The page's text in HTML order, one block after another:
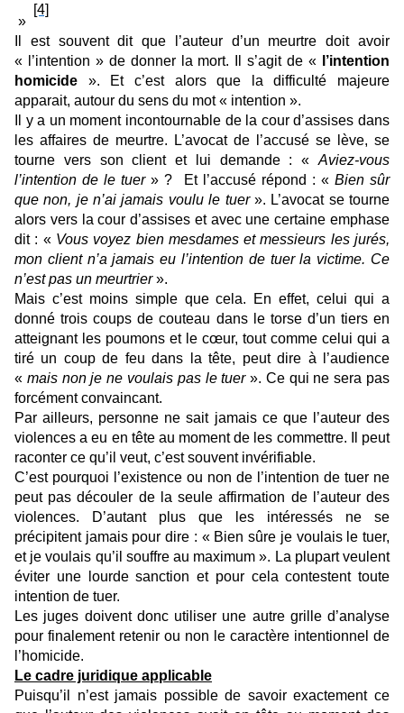
»
[4]
Il est souvent dit que l’auteur d’un meurtre doit avoir
« l’intention » de donner la mort. Il s’agit de «
l’intention
homicide ». Et c’est alors que la difficulté majeure
apparait, autour du sens du mot « intention ».
Il y a un moment incontournable de la cour d’assises dans
les affaires de meurtre. L’avocat de l’accusé se lève, se
tourne vers son client et lui demande : « Aviez-vous
l’intention de le tuer» ? Et l’accusé répond : « Bien sûr
que non, je n’ai jamais voulu le tuer». L’avocat se tourne
alors vers la cour d’assises et avec une certaine emphase
dit : « Vous voyez bien mesdames et messieurs les jurés,
mon client n’a jamais eu l’intention de tuer la victime. Ce
n’est pas un meurtrier».
Mais c’est moins simple que cela. En effet, celui qui a
donné trois coups de couteau dans le torse d’un tiers en
atteignant les poumons et le cœur, tout comme celui qui a
tiré un coup de feu dans la tête, peut dire à l’audience
« mais non je ne voulais pas le tuer». Ce qui ne sera pas
forcément convaincant.
Par ailleurs, personne ne sait jamais ce que l’auteur des
violences a eu en tête au moment de les commettre. Il peut
raconter ce qu’il veut, c’est souvent invérifiable.
C’est pourquoi l’existence ou non de l’intention de tuer ne
peut pas découler de la seule affirmation de l’auteur des
violences. D’autant plus que les intéressés ne se
précipitent jamais pour dire : « Bien sûre je voulais le tuer,
et je voulais qu’il souffre au maximum ». La plupart veulent
éviter une lourde sanction et pour cela contestent toute
intention de tuer.
Les juges doivent donc utiliser une autre grille d’analyse
pour finalement retenir ou non le caractère intentionnel de
l’homicide.
Le cadre juridique applicable
Puisqu’il n’est jamais possible de savoir exactement ce